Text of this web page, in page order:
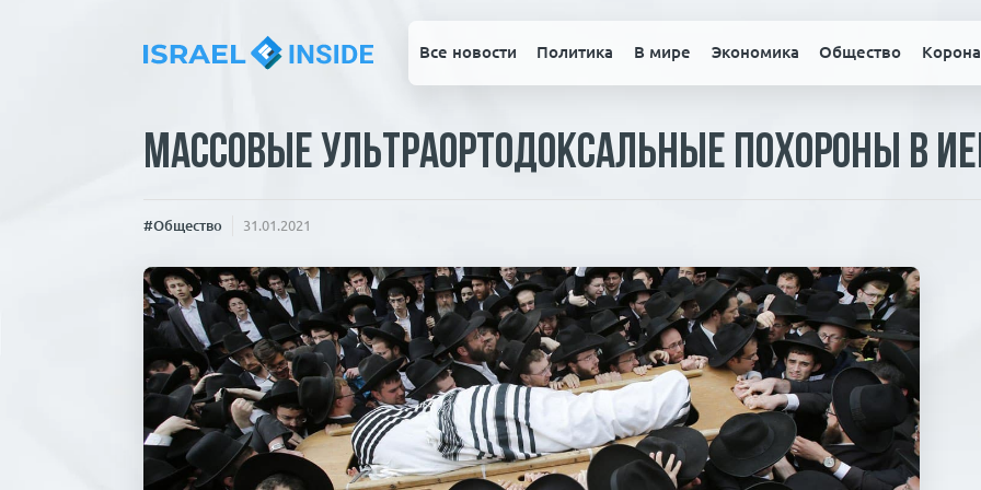
Все новости Политика В мире Экономика Общество
Массовые ультраортодоксальные похороны в
#Общество 31.01.2021